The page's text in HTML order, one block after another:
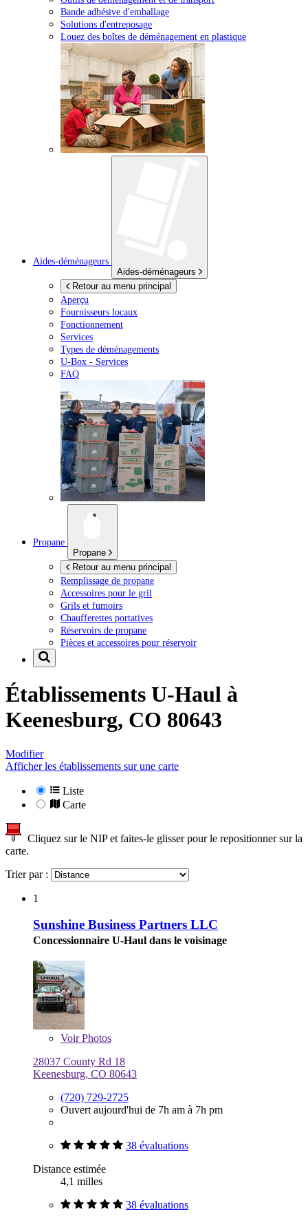
Bande adhésive d'emballage
Solutions d'entreposage
Louez des boîtes de déménagement en plastique
Aides-déménageurs
Aides-déménageurs
Retour au menu principal
Aperçu
Fournisseurs locaux
Fonctionnement
Services
Types de déménagements
U-Box - Services
FAQ
Propane
Propane
Retour au menu principal
Remplissage de propane
Accessoires pour le gril
Grils et fumoirs
Chaufferettes portatives
Réservoirs de propane
Pièces et accessoires pour réservoir
Établissements U-Haul à
Keenesburg, CO 80643
Modifier
Afficher les établissements sur une carte
Liste
Carte
Cliquez sur le NIP et faites-le glisser pour le repositionner sur la
carte.
Trier par :
1
Sunshine Business Partners LLC
Concessionnaire U-Haul dans le voisinage
VoirPhotos
28037 County Rd 18
Keenesburg, CO 80643
(720) 729-2725
Ouvert aujourd'hui de 7h am à 7h pm
38 évaluations
Distance estimée
4,1 milles
38 évaluations